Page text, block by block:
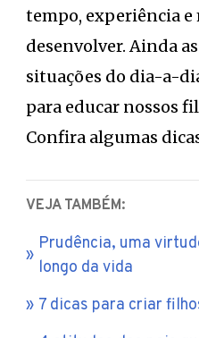
tempo, experiência e
desenvolver. Ainda
situações do dia-a-
para educar nossos
Confira algumas
VEJA TAMBÉM:
Prudência, uma
longo da vida
7 dicas para criar